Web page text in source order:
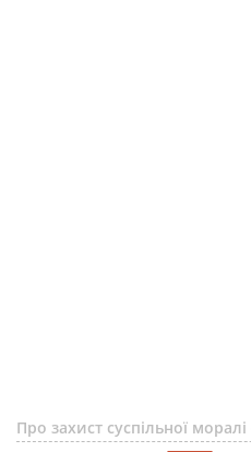
Про захист суспільної